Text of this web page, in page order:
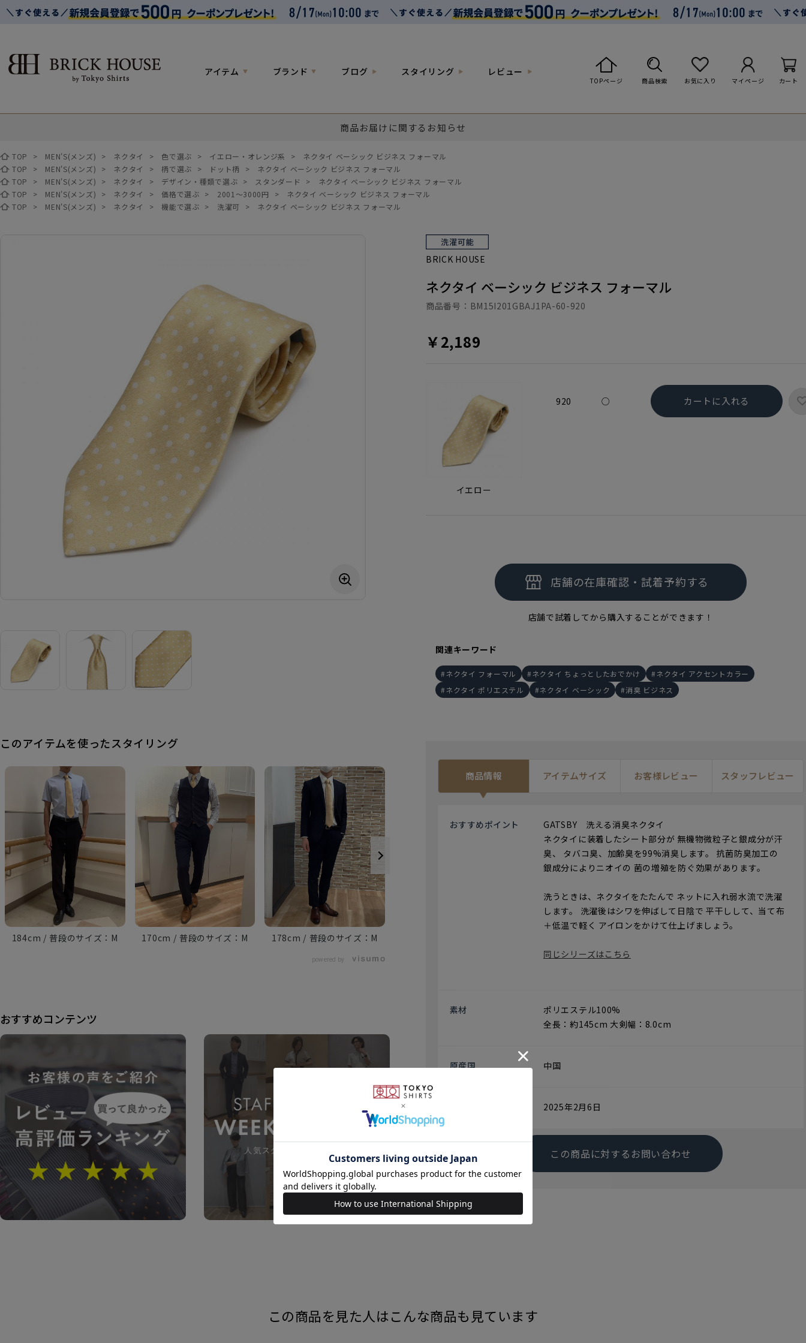
アイテム ブランド ブログ スタイリング レビュー
TOPページ 商品検索 お気に入り マイページ カート
商品お届けに関するお知らせ
TOP > MEN'S(メンズ) > ネクタイ > 色で選ぶ > イエロー・オレンジ系 >
ネクタイ ベーシック ビジネス フォーマル
TOP
> MEN'S(メンズ) > ネクタイ > 柄で選ぶ > ドット柄 >
ネクタイ ベーシック ビジネス フォーマル
TOP
> MEN'S(メンズ) > ネクタイ > デザイン・種類で選ぶ > スタンダード >
ネクタイ ベーシック ビジネス フォーマル
TOP
> MEN'S(メンズ) > ネクタイ > 価格で選ぶ > 2001～3000円 >
ネクタイ ベーシック ビジネス フォーマル
TOP
> MEN'S(メンズ) > ネクタイ > 機能で選ぶ > 洗濯可 > ネクタイ ベーシック ビジネス フォーマル
このアイテムを使ったスタイリング
M
184cm M
170cm M
178cm
powered by
おすすめコンテンツ
BRICK HOUSE
ネクタイ ベーシック ビジネス フォーマル
￥2,189
商品番号： BM15I201GBAJ1PA-60-920
イエロー
920 ○ カートに入れる
店舗で試着してから購入することができます！
関連キーワード
ネクタイ フォーマル ネクタイ ちょっとしたおでかけ
ネクタイ アクセントカラー
ネクタイ ポリエステル
ネクタイ ベーシック 消臭 ビジネス
商品情報 アイテムサイズ お客様レビュー スタッフレビュー
おすすめポイント
GATSBY 洗える消臭ネクタイ
ネクタイに装着したシート部分が 無機物微粒子と銀成分が汗
臭、 タバコ臭、加齢臭を99%消臭します。 抗菌防臭加工の
銀成分によりニオイの 菌の増殖を防ぐ効果があります。
洗うときは、ネクタイをたたんで ネットに入れ弱水流で洗濯
します。 洗濯後はシワを伸ばして日陰で 平干しして、当て布
＋低温で軽く アイロンをかけて仕上げましょう。
同じシリーズはこちら
素材
ポリエステル100%
全長：約145cm 大剣幅：8.0cm
原産国 中国
2025年2月6日
この商品に対するお問い合わせ
この商品を見た人はこんな商品も見ています